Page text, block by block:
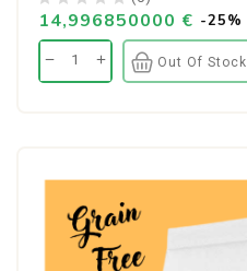
14,996850000 € -25%
Out Of Stock